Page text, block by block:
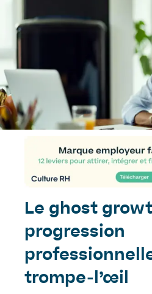
Le ghost
progression
trompe-l’œil